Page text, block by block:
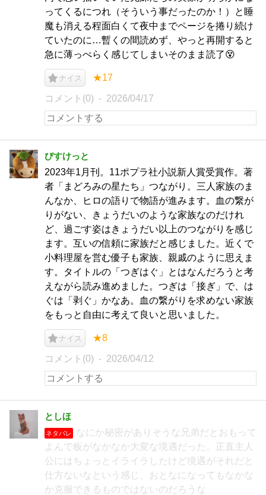
ってくるにつれ（そういう事だったのか！）と睡
魔も消える程面白くて夜中までページを捲り続け
ていたのに…暫くの間読めず、やっと再開すると
急に薄っぺらく感じてしまいそのまま読了😵
ナイス ★17
コメント(0) 2026/04/17
びすけっと
2023年1月刊。11ポプラ社小説新人賞受賞作。著
者「まどろみの星たち」つながり。三人家族のま
んなか、ヒロの語りで物語が進みます。血の繋が
りがない、きょうだいのような家族なのだけれ
ど、過ごす姿はきょうだい以上のつながりを感じ
ます。互いの信頼に家族だと感じました。近くで
小料理屋を営む優子も家族、親戚のように思えま
す。タイトルの「つぎはぐ」とはなんだろうと考
えながら読み進めました。つぎは「接ぎ」で、は
ぐは「剥ぐ」かなあ。血の繋がりを求めない家族
をもっと自由に考えて良いと思いました。
ナイス ★8
コメント(0) 2026/04/12
としほ
ネタバレ
なにか秘密がありそうな兄弟だとおもって
よんで板がなかなか大変な境遇だった。正直主人
公にはちょっとイライラしたけど境遇がそれだと
仕方ないなという感じ、おとなになってもなかな
か克服できるものではないのだろうな